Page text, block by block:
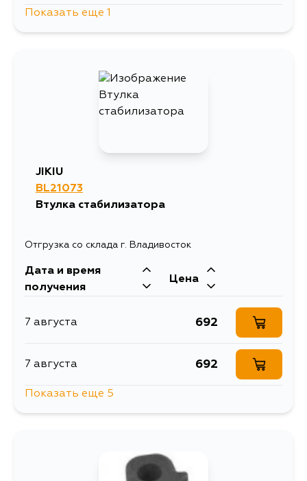
Показать еще 1
JIKIU
BL21073
Втулка стабилизатора
Отгрузка со склада г. Владивосток
Дата и время
получения
Цена
7 августа 692
7 августа 692
Показать еще 5